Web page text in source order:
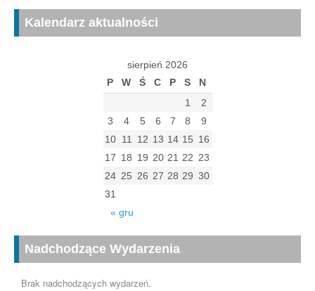
Kalendarz aktualności
sierpień 2026
P
W Ś C P S N
« gru
1
2
3
4 5 6 7 8
9
10 11 12 13 14 15 16
17 18 19 20 21 22 23
24 25 26 27 28 29 30
31
Nadchodzące Wydarzenia
Brak nadchodzących wydarzeń.